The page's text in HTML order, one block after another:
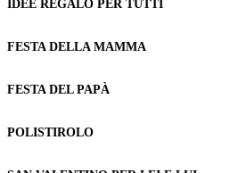
IDEE REGALO PER TUTTI
FESTA DELLA MAMMA
FESTA DEL PAPÀ
POLISTIROLO